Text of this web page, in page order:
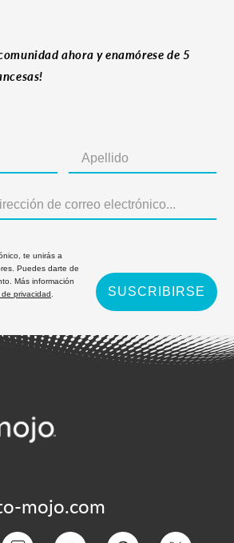
ahora y enamórese de 5
te unirás a
Puedes darte de
Más información
privacidad. SUSCRIBIRSE
mojo.com